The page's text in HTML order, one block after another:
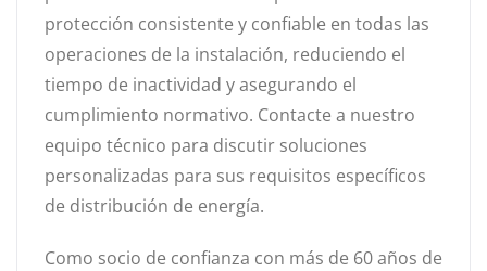
protección consistente y confiable en todas las
operaciones de la instalación, reduciendo el
tiempo de inactividad y asegurando el
cumplimiento normativo. Contacte a nuestro
equipo técnico para discutir soluciones
personalizadas para sus requisitos específicos
de distribución de energía.
Como socio de confianza con más de 60 años de